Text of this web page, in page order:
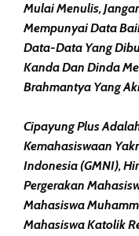
Mulai Menulis,
Mempunyai Data
Data-Data Yang
Kanda Dan Dinda
Brahmantya Yang
Cipayung Plus
Kemahasiswaan
Indonesia (GMNI),
Pergerakan
Mahasiswa
Mahasiswa Katolik